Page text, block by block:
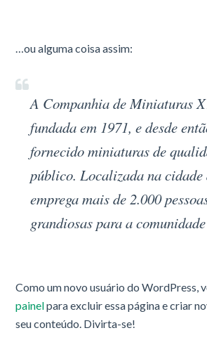
…ou alguma coisa assim:
A Companhia de Miniaturas
fundada em 1971, e desde
fornecido miniaturas de
público. Localizada na
emprega mais de 2.000
grandiosas para a
Como um novo usuário do WordPress,
painelpara excluir essa página e criar
seu conteúdo. Divirta-se!